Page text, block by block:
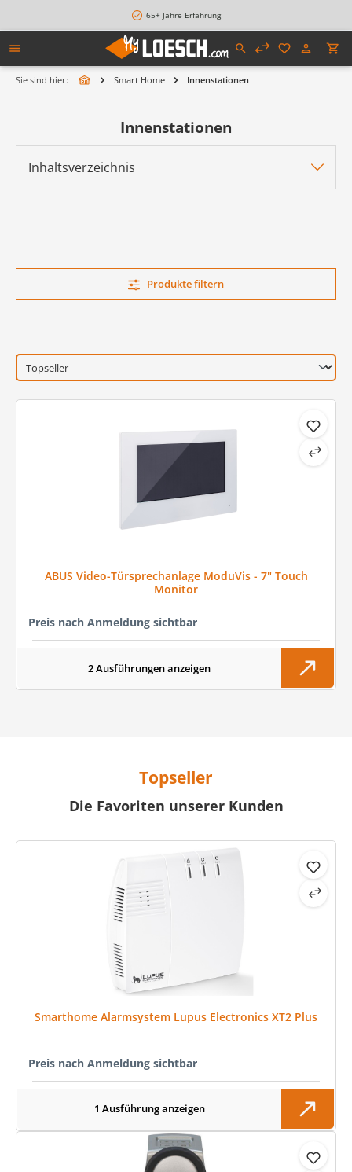
65+ Jahre Erfahrung
Sie sind hier: Smart Home Innenstationen
Inhaltsverzeichnis
Innenstationen
Produkte filtern
ABUS Video-Türsprechanlage ModuVis - 7" Touch
Monitor
Preis nach Anmeldung sichtbar
2 Ausführungen anzeigen
Topseller
Die Favoriten unserer Kunden
Smarthome Alarmsystem Lupus Electronics XT2 Plus
Preis nach Anmeldung sichtbar
1 Ausführung anzeigen